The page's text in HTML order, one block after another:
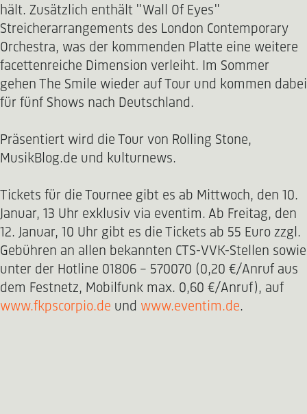
hält. Zusätzlich enthält "Wall Of Eyes"
Streicherarrangements des London Contemporary
Orchestra, was der kommenden Platte eine weitere
facettenreiche Dimension verleiht. Im Sommer
gehen The Smile wieder auf Tour und kommen dabei
für fünf Shows nach Deutschland.
Präsentiert wird die Tour von Rolling Stone,
MusikBlog.de und kulturnews.
Tickets für die Tournee gibt es ab Mittwoch, den 10.
Januar, 13 Uhr exklusiv via eventim. Ab Freitag, den
12. Januar, 10 Uhr gibt es die Tickets ab 55 Euro zzgl.
Gebühren an allen bekannten CTS-VVK-Stellen sowie
unter der Hotline 01806 - 570070 (0,20 €/Anruf aus
dem Festnetz, Mobilfunk max. 0,60 €/Anruf), auf
www.fkpscorpio.de und www.eventim.de.